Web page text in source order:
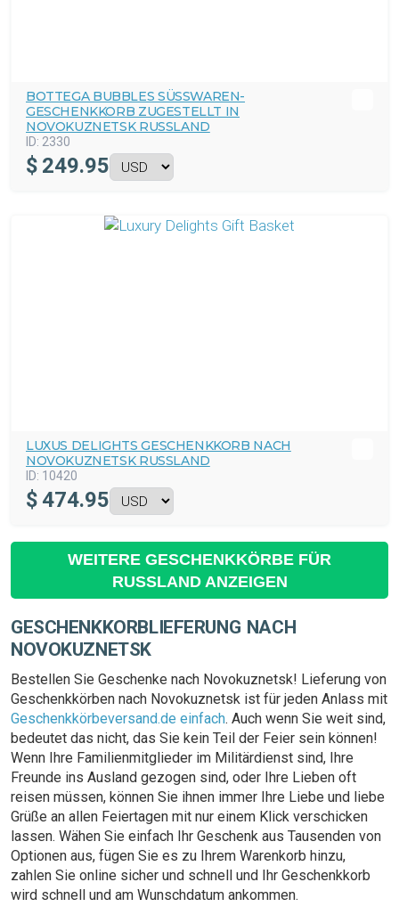
BOTTEGA BUBBLES SÜSSWAREN-G
ESCHENKKORB ZUGESTELLT IN N
OVOKUZNETSK RUSSLAND
ID: 2330
$ 249.95
LUXUS DELIGHTS GESCHENKKORB NACH
NOVOKUZNETSK RUSSLAND
ID: 10420
$ 474.95
WEITERE GESCHENKKÖRBE FÜR
RUSSLAND ANZEIGEN
GESCHENKKORBLIEFERUNG NACH
NOVOKUZNETSK
Bestellen Sie Geschenke nach Novokuznetsk! Lieferung von
Geschenkkörben nach Novokuznetsk ist für jeden Anlass mit
Geschenkkörbeversand.de einfach. Auch wenn Sie weit sind,
bedeutet das nicht, das Sie kein Teil der Feier sein können!
Wenn Ihre Familienmitglieder im Militärdienst sind, Ihre
Freunde ins Ausland gezogen sind, oder Ihre Lieben oft
reisen müssen, können Sie ihnen immer Ihre Liebe und liebe
Grüße an allen Feiertagen mit nur einem Klick verschicken
lassen. Wähen Sie einfach Ihr Geschenk aus Tausenden von
Optionen aus, fügen Sie es zu Ihrem Warenkorb hinzu,
zahlen Sie online sicher und schnell und Ihr Geschenkkorb
wird schnell und am Wunschdatum ankommen.